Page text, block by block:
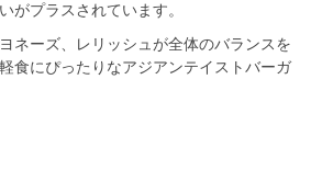
がプラスされています。
ネーズ、レリッシュが全体のバランスを
食にぴったりなアジアンテイストバーガ